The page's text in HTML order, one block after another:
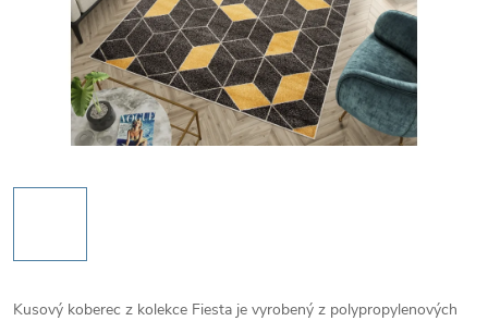
Kusový koberec z kolekce Fiesta je vyrobený z polypropylenových